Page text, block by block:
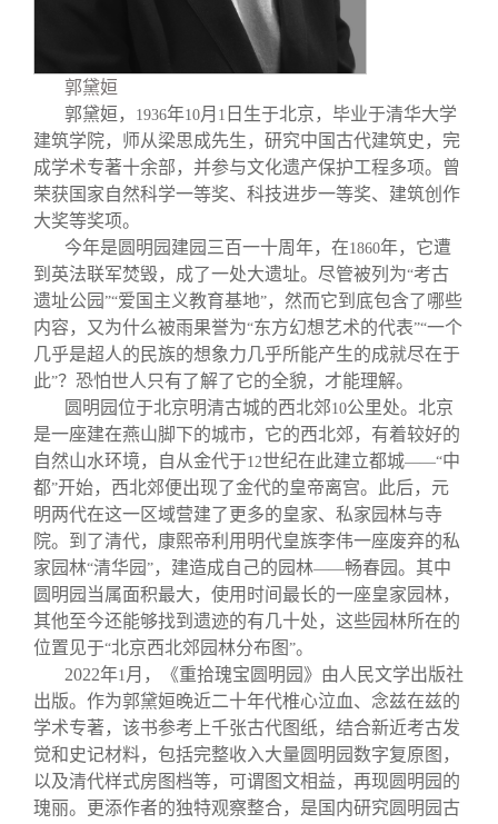
制度法规
联系我们
郭黛姮
郭黛姮，
1936年10月 1 日生于北京，毕业于清华大学
建筑学院，师从梁思成先生，研究中国古代建筑史，完
成学术专著十余部，并参与文化遗产保护工程多项。曾
荣获国家自然科学一等奖、科技进步一等奖、建筑创作
大奖等奖项。
今年是圆明园建园三百一十周年，在1860年，它遭
到英法联军焚毁，成了一处大遗址。尽管被列为“考古
遗址公园 ”“爱国主义教育基地” ，然而它到底包含了哪些
内容，又为什么被雨果誉为“东方幻想艺术的代表”“一个
几乎是超人的民族的想象力几乎所能产生的成就尽在于
此”？恐怕世人只有了解了它的全貌，才能理解。
圆明园位于北京明清古城的西北郊10公里处。北京
是一座建在燕山脚下的城市，它的西北郊，有着较好的
自然山水环境，自从金代于12世纪在此建立都城——“中
都”开始，西北郊便出现了金代的皇帝离宫。此后，元
明两代在这一区域营建了更多的皇家、私家园林与寺
院。到了清代，康熙帝利用明代皇族李伟一座废弃的私
家园林“清华园 ” ，建造成自己的园林——畅春园。其中
圆明园当属面积最大，使用时间最长的一座皇家园林，
其他至今还能够找到遗迹的有几十处，这些园林所在的
位置见于“北京西北郊园林分布图 ”。
2022年1 月，《重拾瑰宝圆明园》由人民文学出版社
出版。作为郭黛姮晚近二十年代椎心泣血、念兹在兹的
学术专著，该书参考上千张古代图纸，结合新近考古发
觉和史记材料，包括完整收入大量圆明园数字复原图，
以及清代样式房图档等，可谓图文相益，再现圆明园的
瑰丽。更添作者的独特观察整合，是国内研究圆明园古